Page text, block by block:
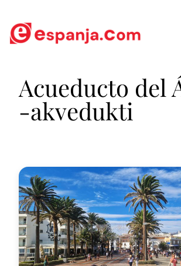
Acueducto del
-akvedukti